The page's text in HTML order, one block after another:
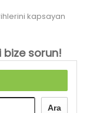
kapsayan
bize sorun!
Ara